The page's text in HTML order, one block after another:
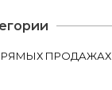
ПРОДАЖАХ